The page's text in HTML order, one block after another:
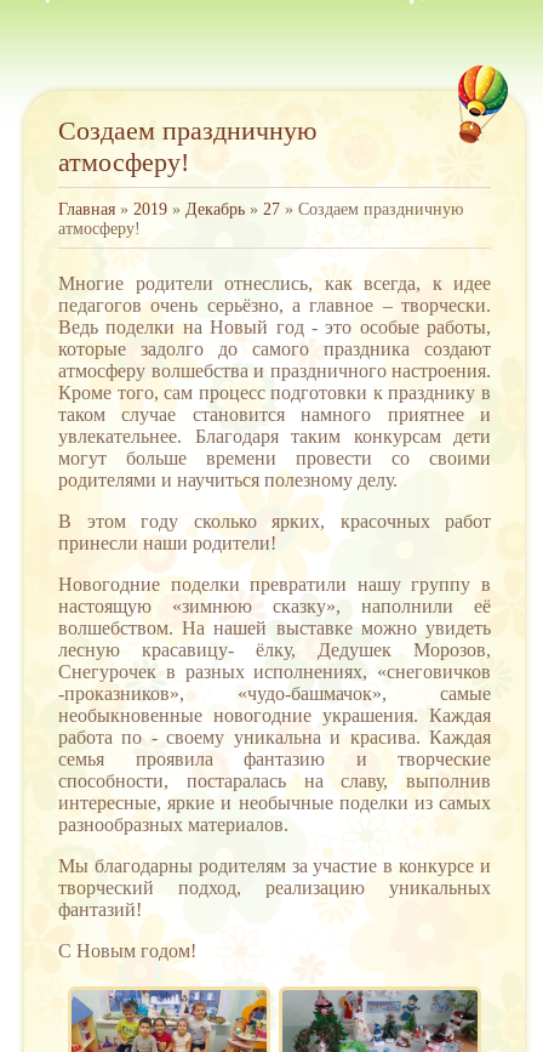
Создаем праздничную
атмосферу!
Главная » 2019 » Декабрь » 27 » Создаем праздничную
атмосферу!
Многие родители отнеслись, как всегда, к идее
педагогов очень серьёзно, а главное – творчески.
Ведь поделки на Новый год - это особые работы,
которые задолго до самого праздника создают
атмосферу волшебства и праздничного настроения.
Кроме того, сам процесс подготовки к празднику в
таком случае становится намного приятнее и
увлекательнее. Благодаря таким конкурсам дети
могут больше времени провести со своими
родителями и научиться полезному делу.
В этом году сколько ярких, красочных работ
принесли наши родители!
Новогодние поделки превратили нашу группу в
настоящую «зимнюю сказку», наполнили её
волшебством. На нашей выставке можно увидеть
лесную красавицу- ёлку, Дедушек Морозов,
Снегурочек в разных исполнениях, «снеговичков
-проказников», «чудо-башмачок», самые
необыкновенные новогодние украшения. Каждая
работа по - своему уникальна и красива. Каждая
семья проявила фантазию и творческие
способности, постаралась на славу, выполнив
интересные, яркие и необычные поделки из самых
разнообразных материалов.
Мы благодарны родителям за участие в конкурсе и
творческий подход, реализацию уникальных
фантазий!
С Новым годом!